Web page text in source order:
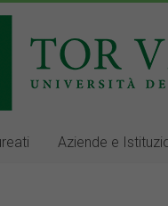
Aziende e